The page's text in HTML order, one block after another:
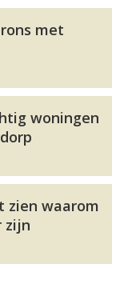
met
woningen
zien waarom
zijn